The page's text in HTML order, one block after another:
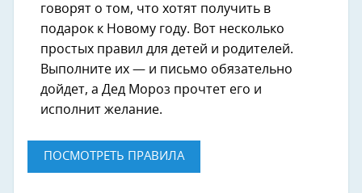
говорят о том, что хотят получить в
подарок к Новому году. Вот несколько
простых правил для детей и родителей.
Выполните их — и письмо обязательно
дойдет, а Дед Мороз прочтет его и
исполнит желание.
ПОСМОТРЕТЬ ПРАВИЛА